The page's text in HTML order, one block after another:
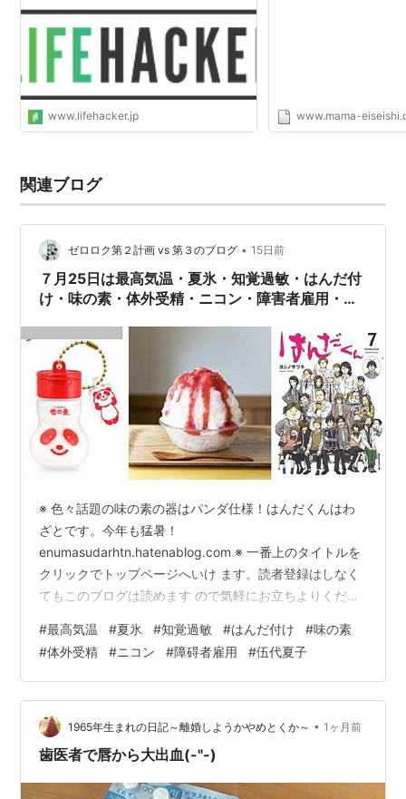
www.lifehacker.jp www.mama-
関連ブログ
ゼロロク第２計画 vs 第３のブログ • 15日前
７月25日は最高気温・夏氷・知覚過敏・はんだ付
け・味の素・体外受精・ニコン・障害者雇用・伍
※ 色々話題の味の素の器はパンダ仕様！はんだくんはわ
ざとです。今年も猛暑！
enumasudarhtn.hatenablog.com ※ 一番上のタイトルを
クリックでトップページへいけ ます。読者登録はしなく
てもこのブログは読めます ので気軽にお立ちよりくださ
#最高気温 #夏氷 #知覚過敏 #はんだ付け #味の素
#体外受精 #ニコン #障碍者雇用 #伍代夏子
1965年生まれの日記～離婚しようかやめとくか～ • 1ヶ月前
歯医者で唇から大出血(-"-)